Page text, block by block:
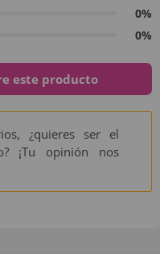
0%
0%
este producto
¿quieres ser el
¡Tu opinión nos